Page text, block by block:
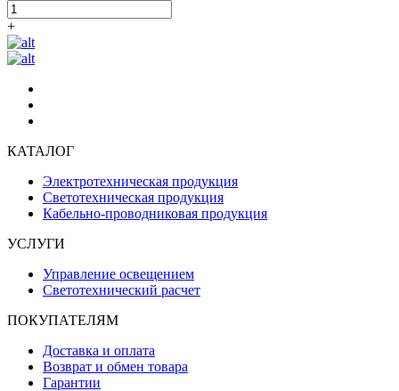
+
КАТАЛОГ
Электротехническая продукция
Светотехническая продукция
Кабельно-проводниковая продукция
УСЛУГИ
Управление освещением
Светотехнический расчет
ПОКУПАТЕЛЯМ
Доставка и оплата
Возврат и обмен товара
Гарантии